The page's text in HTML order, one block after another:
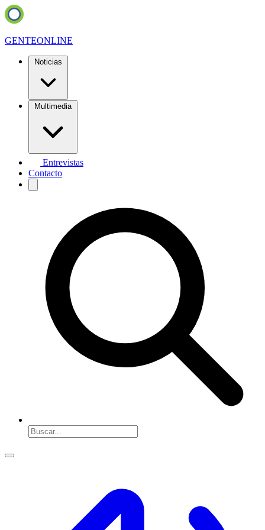
GENTEONLINE
Noticias
Multimedia
Entrevistas
Contacto